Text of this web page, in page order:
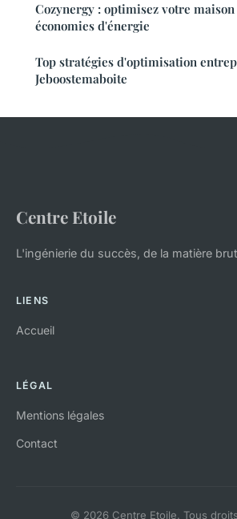
Cozynergy : optimisez votre
économies d'énergie
Top stratégies d'optimisation
Jeboostemaboite
Centre Etoile
L'ingénierie du succès, de la matière
LIENS
Accueil
LÉGAL
Mentions légales
Contact
© 2026 Centre Etoile. Tous